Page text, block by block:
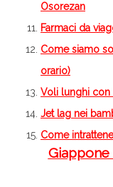
Osorezan
Farmaci da
Come siamo
orario)
Voli lunghi
Jet lag nei
Come